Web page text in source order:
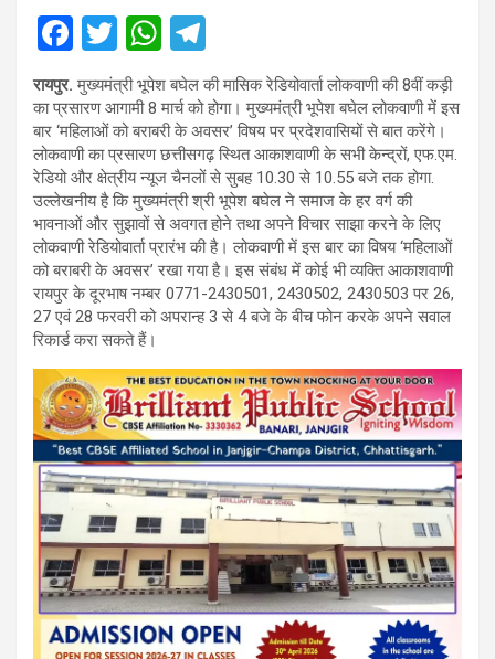
F
a
ce
b
o
o
k
T
wi
tt
er
W
h
at
s
A
p
p
el
e
gr
a
m
रायपुर.मुख्यमंत्री भूपेश बघेल की मासिक रेडियोवार्ता लोकवाणी की 8वीं कड़ी
का प्रसारण आगामी 8 मार्च को होगा। मुख्यमंत्री भूपेश बघेल लोकवाणी में इस
बार ‘महिलाओं को बराबरी के अवसर’ विषय पर प्रदेशवासियों से बात करेंगे।
लोकवाणी का प्रसारण छत्तीसगढ़ स्थित आकाशवाणी के सभी केन्द्रों, एफ.एम.
रेडियो और क्षेत्रीय न्यूज चैनलों से सुबह 10.30 से 10.55 बजे तक होगा.
उल्लेखनीय है कि मुख्यमंत्री श्री भूपेश बघेल ने समाज के हर वर्ग की
भावनाओं और सुझावों से अवगत होने तथा अपने विचार साझा करने के लिए
लोकवाणी रेडियोवार्ता प्रारंभ की है। लोकवाणी में इस बार का विषय ‘महिलाओं
को बराबरी के अवसर’ रखा गया है। इस संबंध में कोई भी व्यक्ति आकाशवाणी
रायपुर के दूरभाष नम्बर 0771-2430501, 2430502, 2430503 पर 26,
27 एवं 28 फरवरी को अपरान्ह 3 से 4 बजे के बीच फोन करके अपने सवाल
रिकार्ड करा सकते हैं।